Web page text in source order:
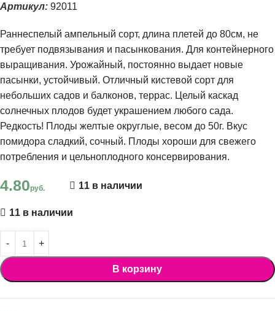
Артикул: 92011
Раннеспелый ампельный сорт, длина плетей до 80см, не
требует подвязывания и пасынкования. Для контейнерного
выращивания. Урожайный, постоянно выдает новые
пасынки, устойчивый. Отличный кистевой сорт для
небольших садов и балконов, террас. Целый каскад
солнечных плодов будет украшением любого сада.
Редкость! Плоды желтые округлые, весом до 50г. Вкус
помидора сладкий, сочный. Плоды хороши для свежего
потребления и цельноплодного консервирования.
4.80руб. 11 в наличии
11 в наличии
В корзину